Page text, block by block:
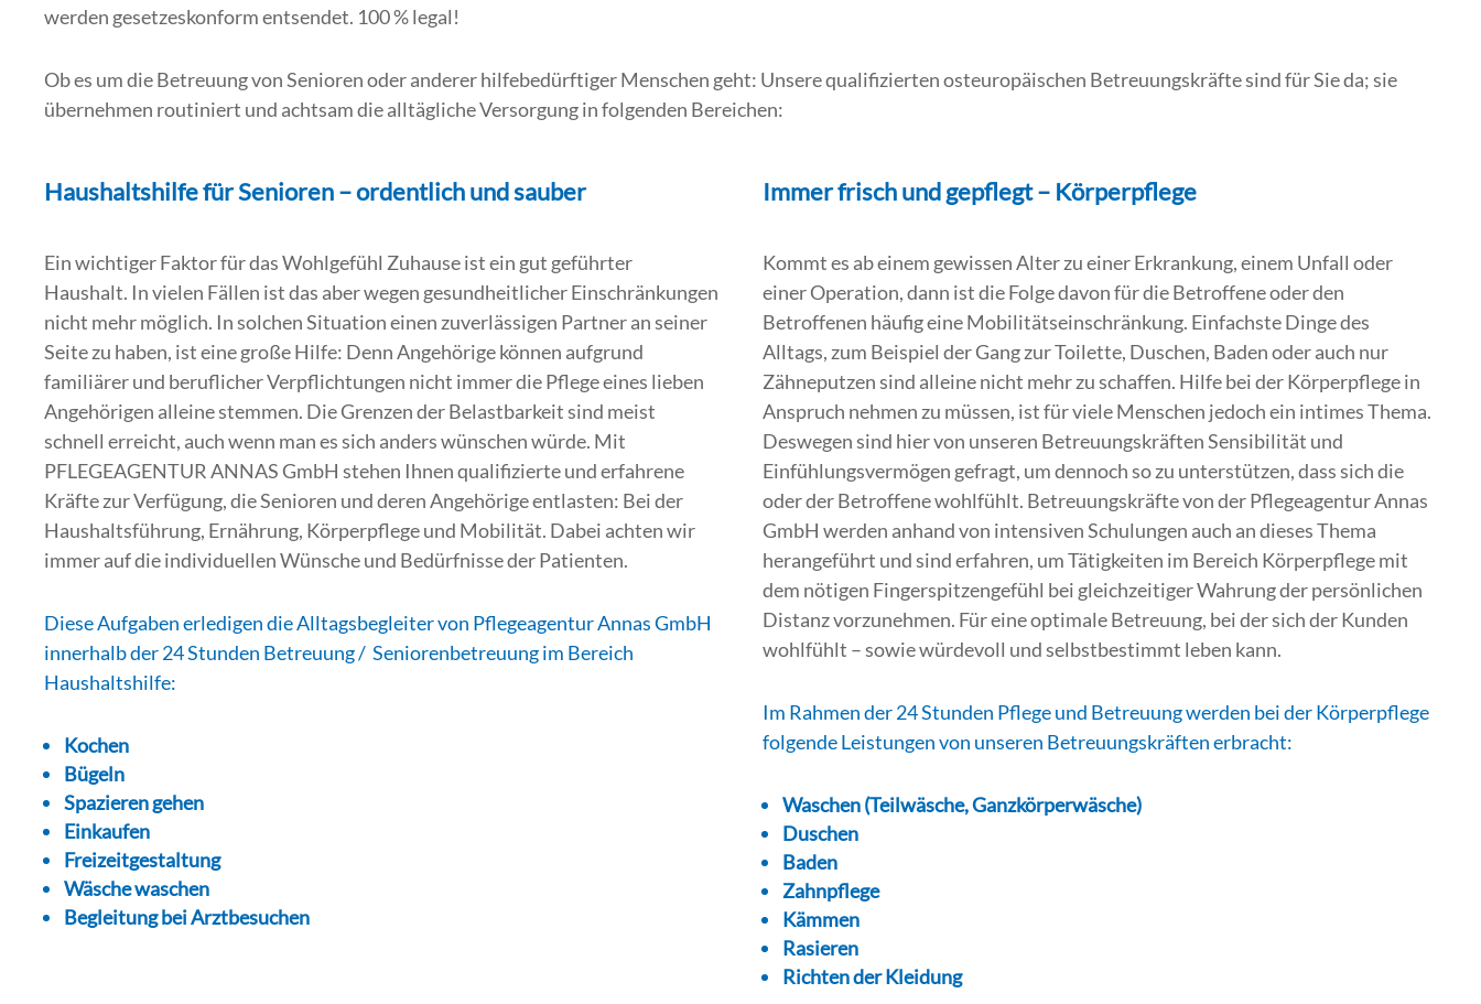
werden gesetzeskonform entsendet. 100 % legal!
Ob es um die Betreuung von Senioren oder anderer hilfebedürftiger Menschen geht: Unsere qualifizierten osteuropäischen Betreuungskräfte sind für Sie da; sie
übernehmen routiniert und achtsam die alltägliche Versorgung in folgenden Bereichen:
Haushaltshilfe für Senioren – ordentlich und sauber
Ein wichtiger Faktor für das Wohlgefühl Zuhause ist ein gut geführter
Haushalt. In vielen Fällen ist das aber wegen gesundheitlicher Einschränkungen
nicht mehr möglich. In solchen Situation einen zuverlässigen Partner an seiner
Seite zu haben, ist eine große Hilfe: Denn Angehörige können aufgrund
familiärer und beruflicher Verpflichtungen nicht immer die Pflege eines lieben
Angehörigen alleine stemmen. Die Grenzen der Belastbarkeit sind meist
schnell erreicht, auch wenn man es sich anders wünschen würde. Mit
PFLEGEAGENTUR ANNAS GmbH stehen Ihnen qualifizierte und erfahrene
Kräfte zur Verfügung, die Senioren und deren Angehörige entlasten: Bei der
Haushaltsführung, Ernährung, Körperpflege und Mobilität. Dabei achten wir
immer auf die individuellen Wünsche und Bedürfnisse der Patienten.
Diese Aufgaben erledigen die Alltagsbegleiter von Pflegeagentur Annas GmbH
innerhalb der 24 Stunden Betreuung / Seniorenbetreuung im Bereich
Haushaltshilfe:
Kochen
Bügeln
Spazieren gehen
Einkaufen
Freizeitgestaltung
Wäsche waschen
Begleitung bei Arztbesuchen
Immer frisch und gepflegt – Körperpflege
Kommt es ab einem gewissen Alter zu einer Erkrankung, einem Unfall oder
einer Operation, dann ist die Folge davon für die Betroffene oder den
Betroffenen häufig eine Mobilitätseinschränkung. Einfachste Dinge des
Alltags, zum Beispiel der Gang zur Toilette, Duschen, Baden oder auch nur
Zähneputzen sind alleine nicht mehr zu schaffen. Hilfe bei der Körperpflege in
Anspruch nehmen zu müssen, ist für viele Menschen jedoch ein intimes Thema.
Deswegen sind hier von unseren Betreuungskräften Sensibilität und
Einfühlungsvermögen gefragt, um dennoch so zu unterstützen, dass sich die
oder der Betroffene wohlfühlt. Betreuungskräfte von der Pflegeagentur Annas
GmbH werden anhand von intensiven Schulungen auch an dieses Thema
herangeführt und sind erfahren, um Tätigkeiten im Bereich Körperpflege mit
dem nötigen Fingerspitzengefühl bei gleichzeitiger Wahrung der persönlichen
Distanz vorzunehmen. Für eine optimale Betreuung, bei der sich der Kunden
wohlfühlt – sowie würdevoll und selbstbestimmt leben kann.
Im Rahmen der 24 Stunden Pflege und Betreuung werden bei der Körperpflege
folgende Leistungen von unseren Betreuungskräften erbracht:
Waschen (Teilwäsche, Ganzkörperwäsche)
Duschen
Baden
Zahnpflege
Kämmen
Rasieren
Richten der Kleidung